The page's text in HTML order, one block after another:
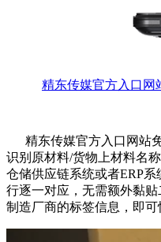
精东传媒官方入口网
精东传媒官方入口网站
识别原材料/货物上材料名称
仓储供应链系统或者ERP系
行逐一对应，无需额外黏
制造厂商的标签信息，即可快